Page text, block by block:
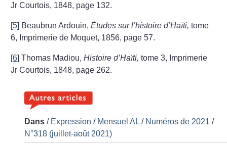
Jr Courtois, 1848, page 132.
[5] Beaubrun Ardouin,Études sur l’histoire d’Haïti, tome
6, Imprimerie de Moquet, 1856, page 57.
[6]Thomas Madiou, Histoire d’Haïti, tome 3, Imprimerie
Jr Courtois, 1848, page 262.
Dans / Expression / Mensuel AL / Numéros de 2021 /
N°318 (juillet-août 2021)